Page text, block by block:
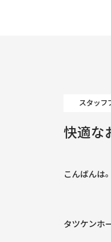
スタッフ
快適な
こんばんは。
タツケンホ